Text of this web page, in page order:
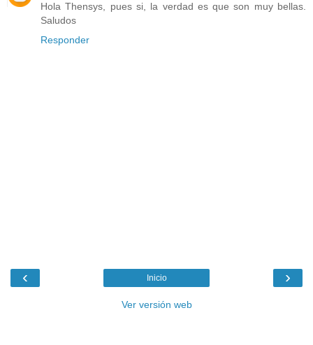
Hola Thensys, pues si, la verdad es que son muy bellas.
Saludos
Responder
‹ ›
Inicio
Ver versión web